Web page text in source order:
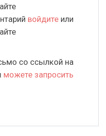
войдите или
со ссылкой на
можете запросить